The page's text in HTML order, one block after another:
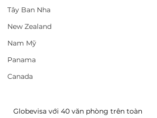
Tây Ban Nha
New Zealand
Nam Mỹ
Panama
Canada
Globevisa với 40 văn phòng trên toàn